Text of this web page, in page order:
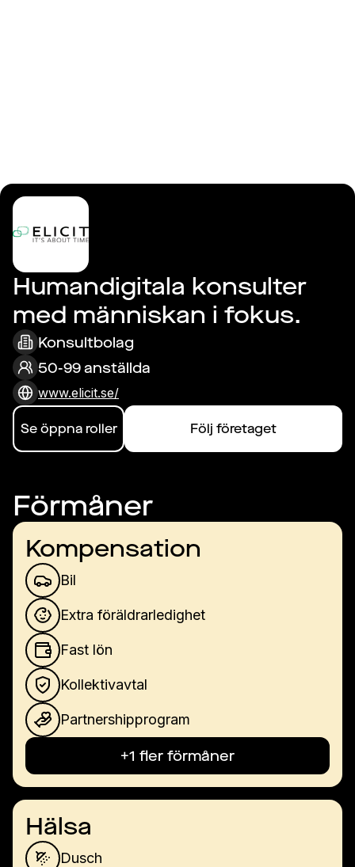
Humandigitala konsulter
med människan i fokus.
Konsultbolag
50-99 anställda
www.elicit.se/
Se öppna roller Följ företaget
Förmåner
Kompensation
Bil
Extra föräldrarledighet
Fast lön
Kollektivavtal
Partnershipprogram
+1 fler förmåner
Hälsa
Dusch